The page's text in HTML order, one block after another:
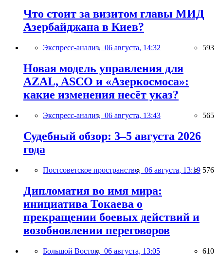
Что стоит за визитом главы МИД
Азербайджана в Киев?
Экспресс-анализ, 06 августа, 14:32 593
Новая модель управления для
AZAL, ASCO и «Азеркосмоса»:
какие изменения несёт указ?
Экспресс-анализ, 06 августа, 13:43 565
Судебный обзор: 3–5 августа 2026
года
Постсоветское пространство, 06 августа, 13:19 576
Дипломатия во имя мира:
инициатива Токаева о
прекращении боевых действий и
возобновлении переговоров
Большой Восток, 06 августа, 13:05 610